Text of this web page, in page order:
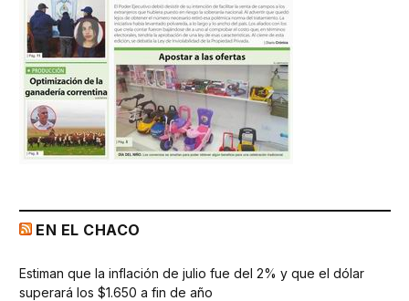
EN EL CHACO
Estiman que la inflación de julio fue del 2% y que el dólar
superará los $1.650 a fin de año